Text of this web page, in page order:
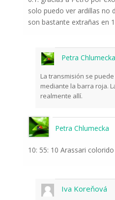
solo puedo ver ardillas no
son bastante extrañas en
Petra Chlumecka
La transmisión se
mediante la barra roja.
realmente allí.
Petra Chlumecka
10: 55: 10 Arassari colorido
Iva Koreňová